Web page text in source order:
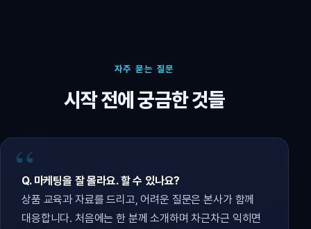
자주 묻는 질문
시작 전에 궁금한 것들
Q. 마케팅을 잘 몰라요. 할 수 있나요?
상품 교육과 자료를 드리고, 어려운 질문은 본사가 함께
대응합니다. 처음에는 한 분께 소개하며 차근차근 익히면